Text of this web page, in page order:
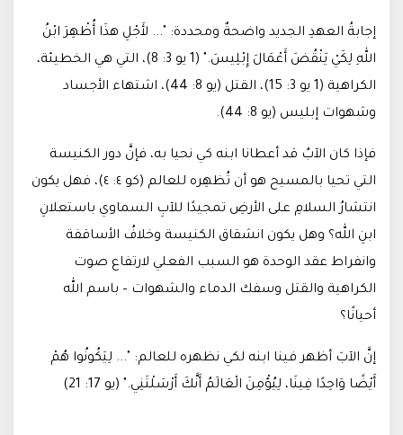
إجابةُ العهدِ الجديد واضحةٌ ومحددة: "... لأَجْلِ هذَا أُظْهِرَ ابْنُ
اللهِ لِكَيْ يَنْقُضَ أَعْمَالَ إِبْلِيسَ." (1 يو 3: 8)، التي هي الخطيئة،
الكراهية (1 يو 3: 15)، القتل (يو 8: 44)، اشتهاء الأجساد
وشهوات إبليس (يو 8: 44).
فإذا كان الآبُ قد أعطانا ابنه كي نحيا به، فإنَّ دور الكنيسة
التي تحيا بالمسيح هو أن تُظهِره للعالم (كو ٤: ٤)، فهل يكون
انتشارُ السلامِ على الأرضِ تمجيدًا للآبِ السماوي باستعلانِ
ابنِ الله؟ وهل يكون انشقاق الكنيسة وخلافُ الأساقفة
وانفراط عقد الوحدة هو السبب الفعلي لارتفاع صوت
الكراهية والقتل وسفك الدماء والشهوات – باسم الله
أحيانًا؟
إنَّ الآبَ أظهر فينا ابنه لكي نظهره للعالم: "... لِيَكُونُوا هُمْ
أَيْضًا وَاحِدًا فِينَا، لِيُؤْمِنَ الْعَالَمُ أَنَّكَ أَرْسَلْتَنِي." (يو 17: 21)